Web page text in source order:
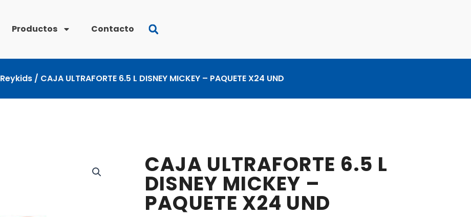
Productos Contacto
Reykids / CAJA ULTRAFORTE 6.5 L DISNEY MICKEY – PAQUETE X24 UND
CAJA ULTRAFORTE 6.5 L
DISNEY MICKEY –
PAQUETE X24 UND